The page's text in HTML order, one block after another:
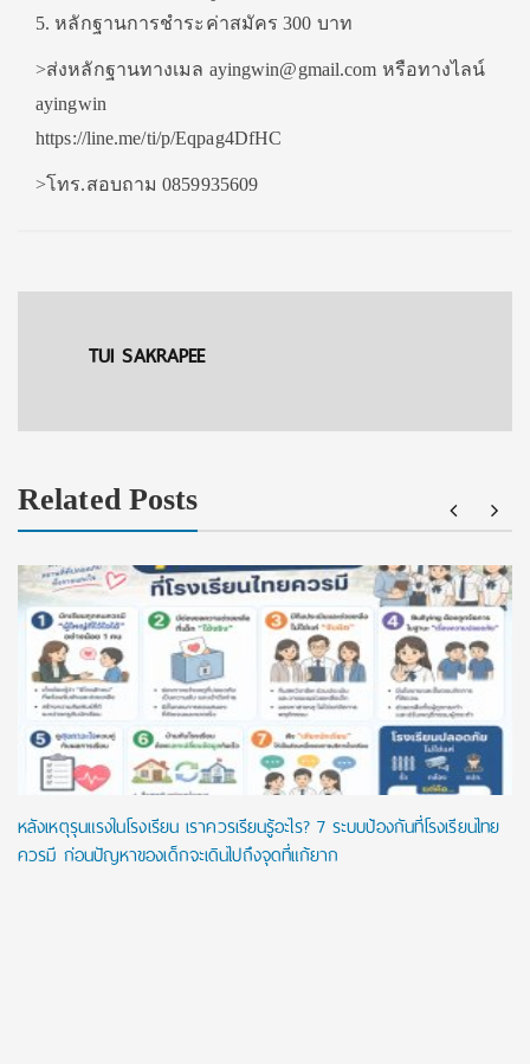
5. หลักฐานการชำระค่าสมัคร 300 บาท
>ส่งหลักฐานทางเมล ayingwin@gmail.com หรือทางไลน์
ayingwin
https://line.me/ti/p/Eqpag4DfHC
>โทร.สอบถาม 0859935609
TUI SAKRAPEE
Related Posts
หลังเหตุรุนแรงในโรงเรียน เราควรเรียนรู้อะไร? 7 ระบบป้องกันที่โรงเรียนไทย
ควรมี ก่อนปัญหาของเด็กจะเดินไปถึงจุดที่แก้ยาก